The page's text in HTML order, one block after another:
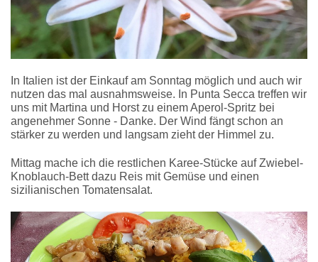
In Italien ist der Einkauf am Sonntag möglich und auch wir
nutzen das mal ausnahmsweise. In Punta Secca treffen wir
uns mit Martina und Horst zu einem Aperol-Spritz bei
angenehmer Sonne - Danke. Der Wind fängt schon an
stärker zu werden und langsam zieht der Himmel zu.
Mittag mache ich die restlichen Karee-Stücke auf Zwiebel-
Knoblauch-Bett dazu Reis mit Gemüse und einen
sizilianischen Tomatensalat.